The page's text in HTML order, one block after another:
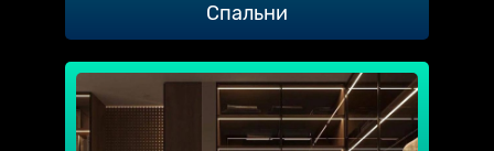
Спальни